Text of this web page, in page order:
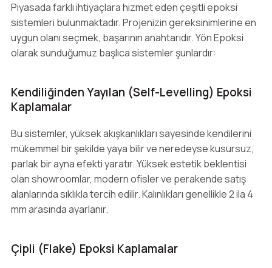
Piyasada farklı ihtiyaçlara hizmet eden çeşitli epoksi
sistemleri bulunmaktadır. Projenizin gereksinimlerine en
uygun olanı seçmek, başarının anahtarıdır. Yön Epoksi
olarak sunduğumuz başlıca sistemler şunlardır:
Kendiliğinden Yayılan (Self-Levelling) Epoksi
Kaplamalar
Bu sistemler, yüksek akışkanlıkları sayesinde kendilerini
mükemmel bir şekilde yaya bilir ve neredeyse kusursuz,
parlak bir ayna efekti yaratır. Yüksek estetik beklentisi
olan showroomlar, modern ofisler ve perakende satış
alanlarında sıklıkla tercih edilir. Kalınlıkları genellikle 2 ila 4
mm arasında ayarlanır.
Çipli (Flake) Epoksi Kaplamalar